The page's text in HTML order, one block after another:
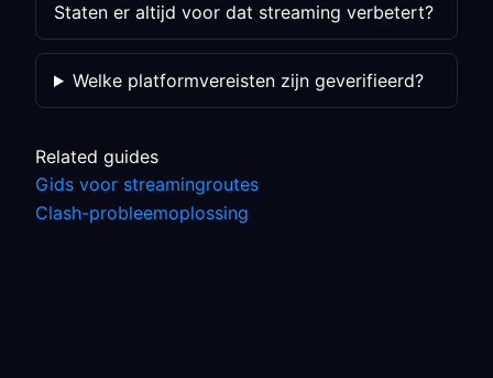
Staten er altijd voor dat streaming verbetert?
Welke platformvereisten zijn geverifieerd?
Related guides
Gids voor streamingroutes
Clash-probleemoplossing